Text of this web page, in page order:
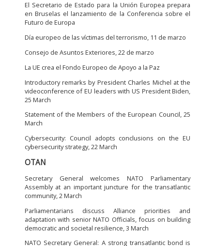
El Secretario de Estado para la Unión Europea prepara
en Bruselas el lanzamiento de la Conferencia sobre el
Futuro de Europa
Día europeo de las víctimas del terrorismo, 11 de marzo
Consejo de Asuntos Exteriores, 22 de marzo
La UE crea el Fondo Europeo de Apoyo a la Paz
Introductory remarks by President Charles Michel at the
videoconference of EU leaders with US President Biden,
25 March
Statement of the Members of the European Council, 25
March
Cybersecurity: Council adopts conclusions on the EU
cybersecurity strategy, 22 March
OTAN
Secretary General welcomes NATO Parliamentary
Assembly at an important juncture for the transatlantic
community, 2 March
Parliamentarians discuss Alliance priorities and
adaptation with senior NATO Officials, focus on building
democratic and societal resilience, 3 March
NATO Secretary General: A strong transatlantic bond is